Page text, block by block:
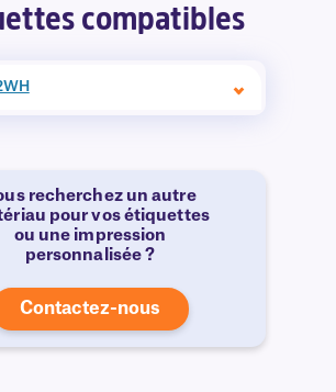
compatibles
recherchez un autre
pour vos étiquettes
ou une impression
personnalisée ?
Contactez-nous